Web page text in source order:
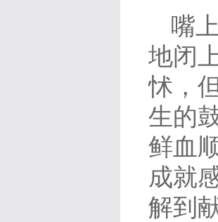
嘴
地闭
怵，
生的
鲜血
成就
解到